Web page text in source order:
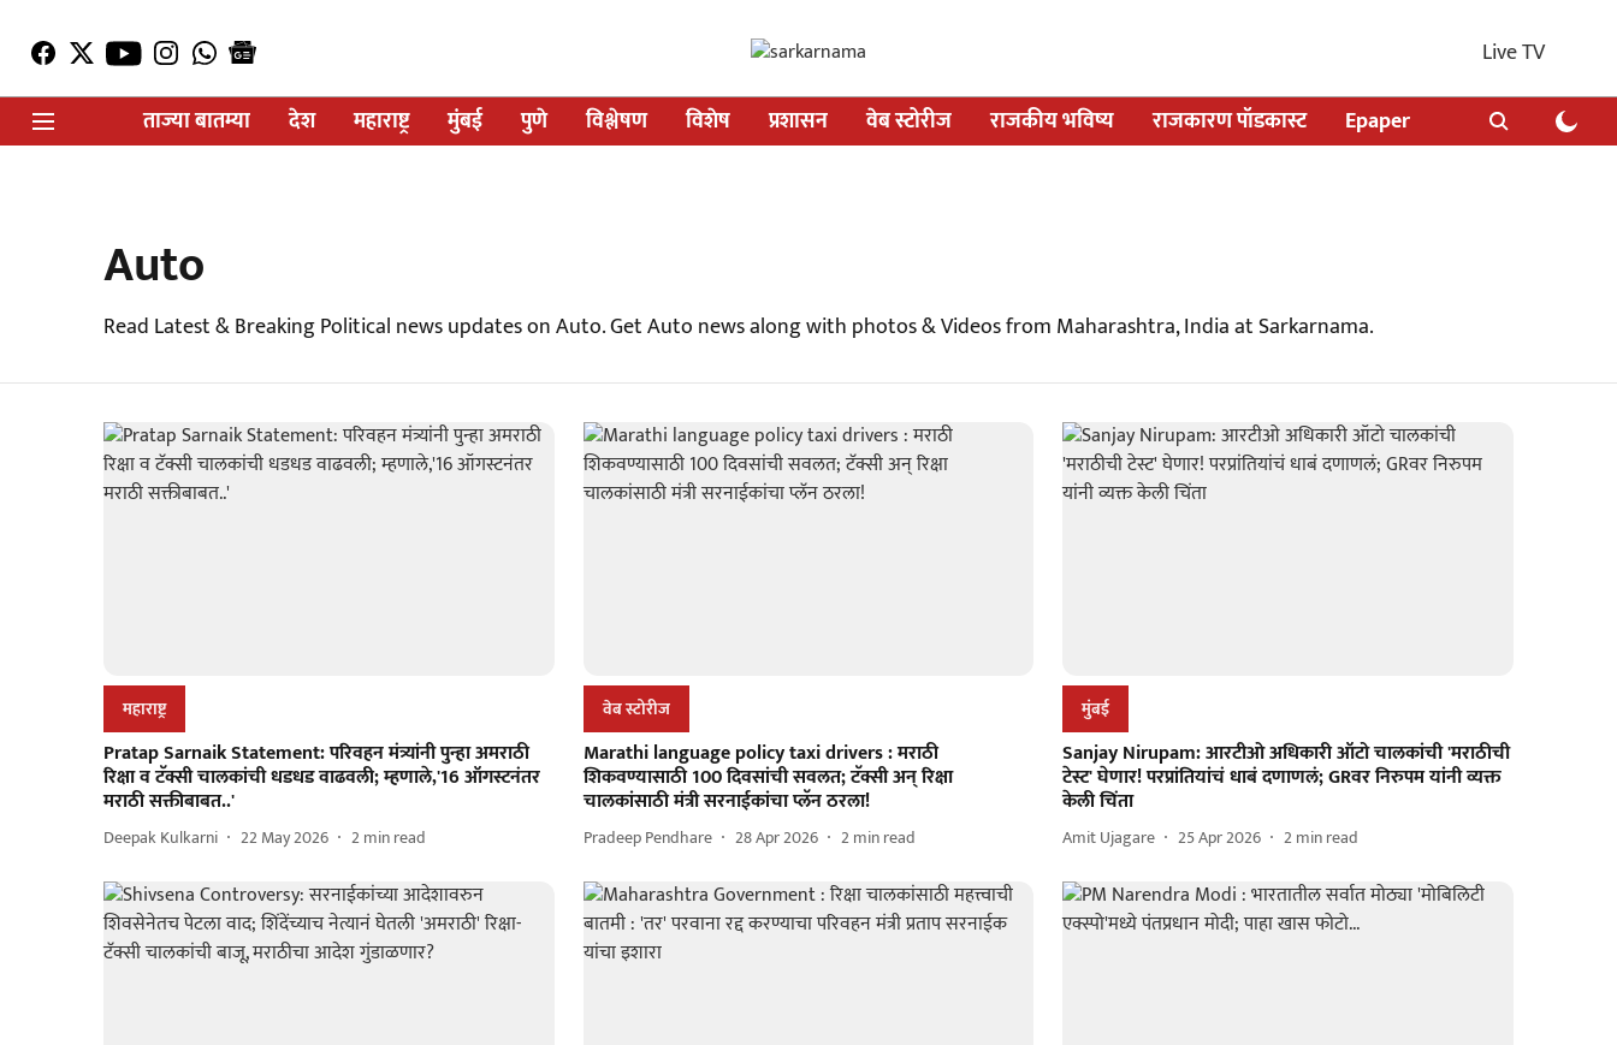
Live TV
ताज्या बातम्या
देश महाराष्ट्र मुंबई पुणे विश्लेषण विशेष प्रशासन वेब स्टोरीज राजकीय भविष्य राजकारण पॉडकास्ट Epaper
Auto
Read Latest & Breaking Political news updates on Auto. Get Auto news along with photos & Videos from Maharashtra, India at Sarkarnama.
महाराष्ट्र
Pratap Sarnaik Statement: परिवहन मंत्र्यांनी पुन्हा अमराठी
रिक्षा व टॅक्सी चालकांची धडधड वाढवली; म्हणाले,'16 ऑगस्टनंतर
मराठी सक्तीबाबत..'
Deepak Kulkarni 22 May 2026 2min read
वेब स्टोरीज
Marathi language policy taxi drivers : मराठी
शिकवण्यासाठी 100 दिवसांची सवलत; टॅक्सी अन् रिक्षा
चालकांसाठी मंत्री सरनाईकांचा प्लॅन ठरला!
Pradeep Pendhare 28 Apr 2026 2min read
मुंबई
Sanjay Nirupam: आरटीओ अधिकारी ऑटो चालकांची 'मराठीची
टेस्ट' घेणार! परप्रांतियांचं धाबं दणाणलं; GRवर निरुपम यांनी व्यक्त
केली चिंता
Amit Ujagare 25 Apr 2026 2min read